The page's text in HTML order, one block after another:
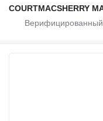
COURTMACSHERRY